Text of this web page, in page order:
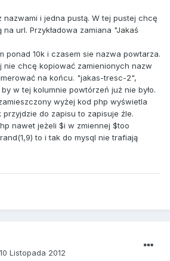
nazwami i jedna pustą. W tej pustej chcę
url. Przykładowa zamiana "Jakaś
ponad 10k i czasem sie nazwa powtarza.
nie chcę kopiować zamienionych nazw
na końcu. "jakas-tresc-2",
w tej kolumnie powtórzeń już nie było.
wyżej kod php wyświetla
do zapisu to zapisuje źle.
nawet jeżeli $i w zmiennej $too
to i tak do mysql nie trafiają
10 Listopada 2012